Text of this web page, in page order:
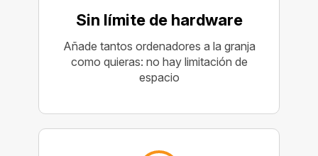
Sin límite de hardware
Añade tantos ordenadores a la granja
como quieras: no hay limitación de
espacio